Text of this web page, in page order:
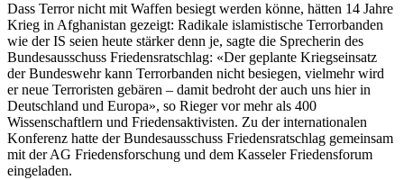
Dass Terror nicht mit Waffen besiegt werden könne, hätten 14 Jahre
Krieg in Afghanistan gezeigt: Radikale islamistische Terrorbanden
wie der IS seien heute stärker denn je, sagte die Sprecherin des
Bundesausschuss Friedensratschlag: «Der geplante Kriegseinsatz
der Bundeswehr kann Terrorbanden nicht besiegen, vielmehr wird
er neue Terroristen gebären – damit bedroht der auch uns hier in
Deutschland und Europa», so Rieger vor mehr als 400
Wissenschaftlern und Friedensaktivisten. Zu der internationalen
Konferenz hatte der Bundesausschuss Friedensratschlag gemeinsam
mit der AG Friedensforschung und dem Kasseler Friedensforum
eingeladen.